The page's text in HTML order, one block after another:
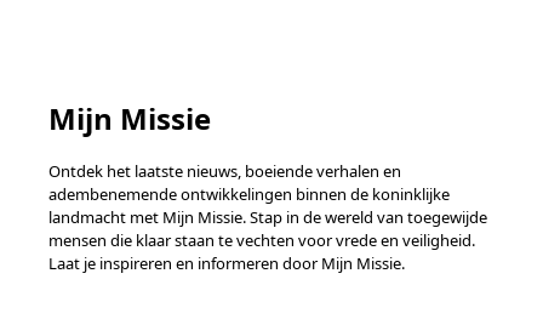
Mijn Missie
Ontdek het laatste nieuws, boeiende verhalen en
adembenemende ontwikkelingen binnen de koninklijke
landmacht met Mijn Missie. Stap in de wereld van toegewijde
mensen die klaar staan te vechten voor vrede en veiligheid.
Laat je inspireren en informeren door Mijn Missie.